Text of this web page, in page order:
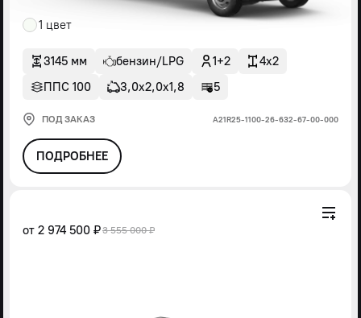
1 цвет
3145 мм бензин/LPG 1+2
4x2
ППС 100
3,0х2,0х1,8 5
ПОД ЗАКАЗ А21R25-1100-26-632-67-00-000
ПОДРОБНЕЕ
от 2 974 500 ₽3 555 000 ₽